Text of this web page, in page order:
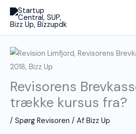
indholdet
Revisorens
trække kursus fra?
/ Spørg Revisoren / Af Bizz Up